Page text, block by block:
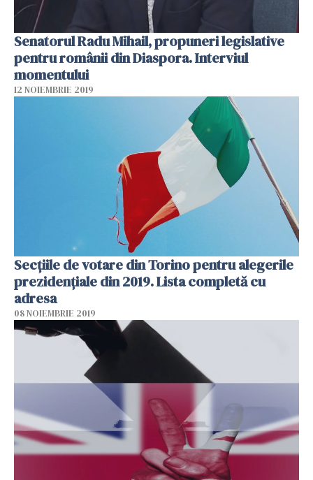
Senatorul Radu Mihail, propuneri legislative
pentru românii din Diaspora. Interviul
momentului
12 NOIEMBRIE 2019
Secțiile de votare din Torino pentru alegerile
prezidențiale din 2019. Lista completă cu
adresa
08 NOIEMBRIE 2019